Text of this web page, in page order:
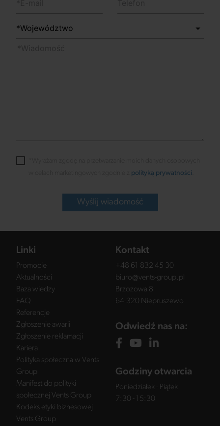
polityką prywatności
Wyślij wiadomość
Linki
Promocje
Aktualności
Baza wiedzy
FAQ
Referencje
Zgłoszenie awarii
Zgłoszenie reklamacji
Kariera
Polityka społeczna w Vents
Group
Manifest do polityki
społecznej Vents Group
Kodeks etyki biznesowej
Vents Group
Kontakt
+48 61 832 45 30
biuro@vents-group.pl
Brzozowa 8
64-320 Niepruszewo
Odwiedź nas na:
Godziny otwarcia
Poniedziałek - Piątek
7:30 - 15:30